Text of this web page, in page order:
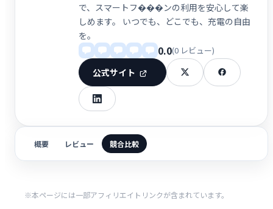
で、スマートフ���ンの利用を安心して楽
しめます。 いつでも、どこでも、充電の自由
を。
0.0(0 レビュー)
公式サイト
概要 レビュー 競合比較
※本ページには一部アフィリエイトリンクが含まれています。